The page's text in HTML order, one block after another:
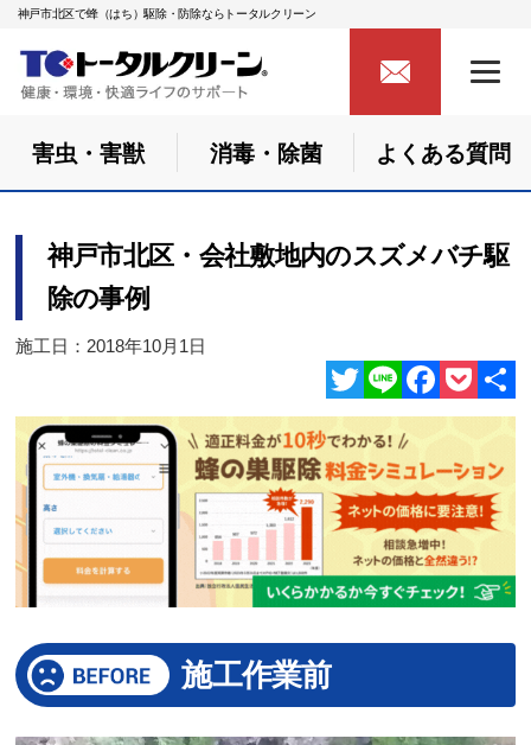
神戸市北区で蜂（はち）駆除・防除ならトータルクリーン
害虫・害獣 消毒・除菌 よくある質問
神戸市北区・会社敷地内のスズメバチ駆
除の事例
施工日：2018年10月1日
Twitter
LineFacebook
Pocket
共
施工作業前